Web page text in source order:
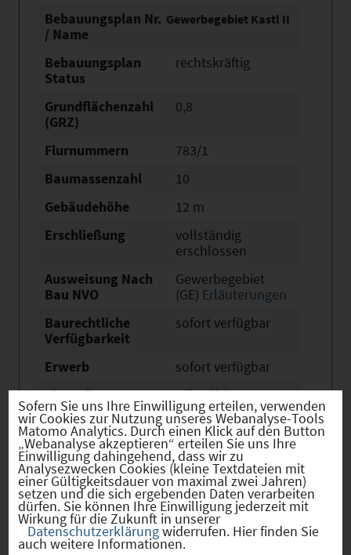
Bebauungsplan Nr.
/ Name
Gewerbegebiet Kastl II
Bebauungsplan
Status
rechtskräftig
Grundflächen­zahl
(GRZ)
0,8
Flurnummern
783/1
Baumassenzahl
10
Gebäudehöhe
12 m
Erschließung
vollständig
erschlossen
Ausweisung Nach
Bau NVO
Gewerbegebiet
(GE) Erläuterungen
Baurechtliche
Verfügbarkeit
sofort verfügbar
Erwerb
sofort verfügbar
Eigentümer
öffentlich
Derzeitige Nutzung
Land- oder
Fortwirtschaftlich
Link
https://www.kastl.d
e
Sofern Sie uns Ihre Einwilligung erteilen, verwenden
wir Cookies zur Nutzung unseres Webanalyse-Tools
Matomo Analytics. Durch einen Klick auf den Button
„Webanalyse akzeptieren“ erteilen Sie uns Ihre
Einwilligung dahingehend, dass wir zu
Analysezwecken Cookies (kleine Textdateien mit
einer Gültigkeitsdauer von maximal zwei Jahren)
setzen und die sich ergebenden Daten verarbeiten
dürfen. Sie können Ihre Einwilligung jederzeit mit
Wirkung für die Zukunft in unserer
Datenschutzerklärungwiderrufen. Hier finden Sie
auch weitere Informationen.